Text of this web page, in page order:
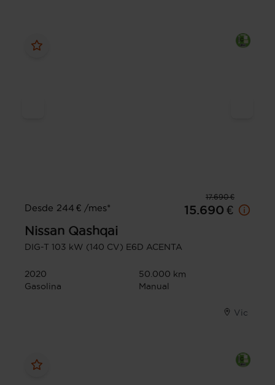
17.690 €
Desde 244 € /mes*
15.690 €
Nissan Qashqai
DIG-T 103 kW (140 CV) E6D ACENTA
2020
50.000 km
Gasolina
Manual
Vic